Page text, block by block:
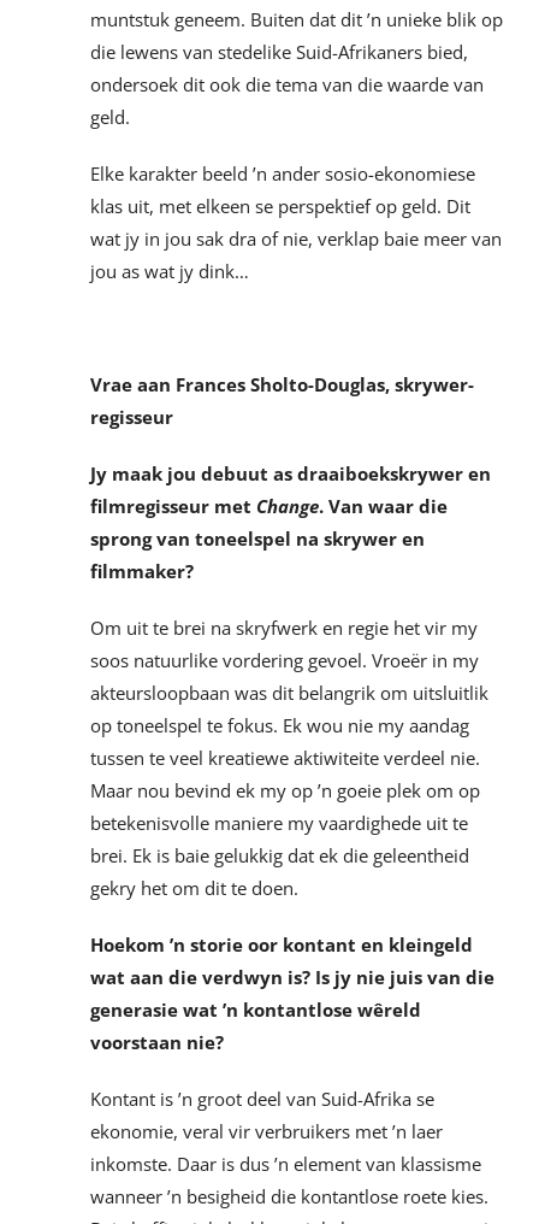
muntstuk geneem. Buiten dat dit ’n unieke blik op
die lewens van stedelike Suid-Afrikaners bied,
ondersoek dit ook die tema van die waarde van
geld.
Elke karakter beeld ’n ander sosio-ekonomiese
klas uit, met elkeen se perspektief op geld. Dit
wat jy in jou sak dra of nie, verklap baie meer van
jou as wat jy dink…
Vrae aan Frances Sholto-Douglas, skrywer-
regisseur
Jy maak jou debuut as draaiboekskrywer en
filmregisseur met Change. Van waar die
sprong van toneelspel na skrywer en
filmmaker?
Om uit te brei na skryfwerk en regie het vir my
soos natuurlike vordering gevoel. Vroeër in my
akteursloopbaan was dit belangrik om uitsluitlik
op toneelspel te fokus. Ek wou nie my aandag
tussen te veel kreatiewe aktiwiteite verdeel nie.
Maar nou bevind ek my op ’n goeie plek om op
betekenisvolle maniere my vaardighede uit te
brei. Ek is baie gelukkig dat ek die geleentheid
gekry het om dit te doen.
Hoekom ’n storie oor kontant en kleingeld
wat aan die verdwyn is? Is jy nie juis van die
generasie wat ’n kontantlose wêreld
voorstaan nie?
Kontant is ’n groot deel van Suid-Afrika se
ekonomie, veral vir verbruikers met ’n laer
inkomste. Daar is dus ’n element van klassisme
wanneer ’n besigheid die kontantlose roete kies.